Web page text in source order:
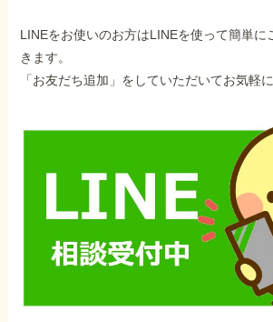
LINEをお使いのお方はLINEを使って簡単に
きます。
「お友だち追加」をしていただいてお気軽